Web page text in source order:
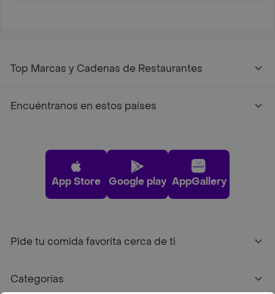
Top Marcas y Cadenas de Restaurantes
Encuéntranos en estos países
App Store Google play AppGallery
Pide tu comida favorita cerca de ti
Categorías